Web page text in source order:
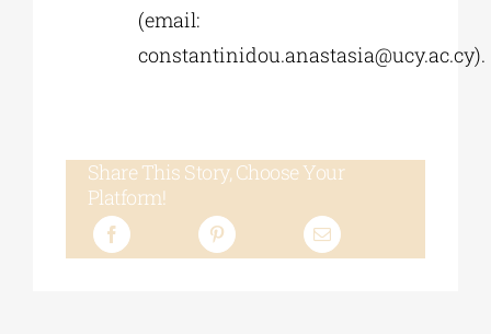
(email:
constantinidou.anastasia@ucy.ac.cy).
Share This Story, Choose Your
Platform!